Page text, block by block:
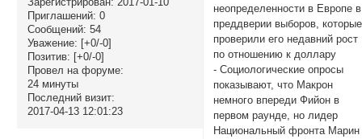
Приглашений: 0
Сообщений: 54
Уважение: [+0/-0]
Позитив: [+0/-0]
Провел на форуме:
24 минуты
Последний визит:
2017-04-13 12:01:23
неопределенности в Европе в
преддверии выборов, которые
проверили его недавний рост
по отношению к доллару
- Социологические опросы
показывают, что Макрон
немного впереди Фийон в
первом раунде, но лидер
Национальный фронта Марин